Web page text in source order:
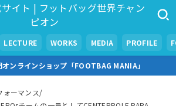
イト | フットバッグ世界チャン
ピオン
LECTURE WORKS MEDIA PROFILE
ンラインショップ「FOOTBAG MANIA」
ーマンス